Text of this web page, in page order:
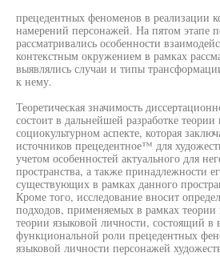
прецедентных феноменов в реализации
намерений персонажей. На пятом этапе
рассматривались особенности
контекстным окружением в рамках
выявлялись случаи и типы
к нему.
Теоретическая значимость
состоит в дальнейшей разработке
социокультурном аспекте, которая
источников прецедентное™ для
учетом особенностей актуального для
пространства, а также принадлежности
существующих в рамках данного
Кроме того, исследование вносит
подходов, применяемых в рамках
теории языковой личности, состоящий в
функциональной роли прецедентных
языковой личности персонажей